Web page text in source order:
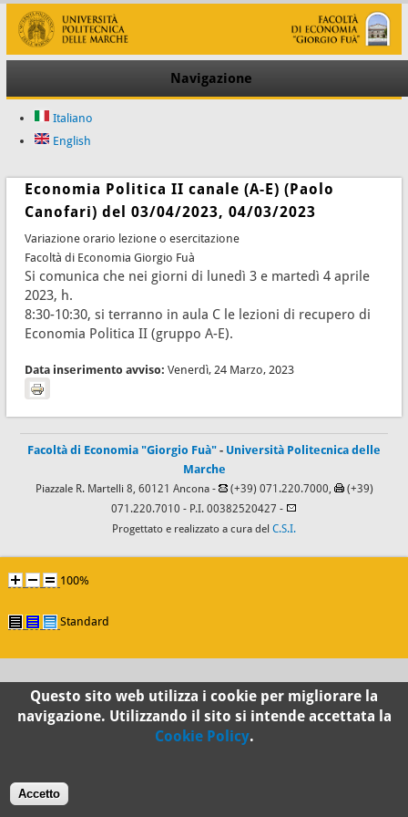
Navigazione
Italiano
English
Economia Politica II canale (A-E) (Paolo
Canofari) del 03/04/2023, 04/03/2023
Variazione orario lezione o esercitazione
Facoltà di Economia Giorgio Fuà
Si comunica che nei giorni di lunedì 3 e martedì 4 aprile
2023, h.
8:30-10:30, si terranno in aula C le lezioni di recupero di
Economia Politica II (gruppo A-E).
Data inserimento avviso: Venerdì, 24 Marzo, 2023
Facoltà di Economia "Giorgio Fuà" - Università Politecnica delle
Marche
Piazzale R. Martelli 8, 60121 Ancona - (+39) 071.220.7000,
(+39)
071.220.7010 - P.I. 00382520427 -
Progettato e realizzato a cura del C.S.I.
100%
Standard
Questo sito web utilizza i cookie per migliorare la
navigazione. Utilizzando il sito si intende accettata la
Cookie Policy.
Accetto